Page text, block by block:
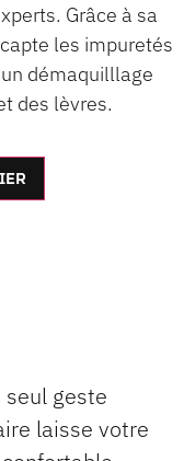
Grâce à sa
les impuretés
démaquilllage
des lèvres.
seul geste
laisse votre